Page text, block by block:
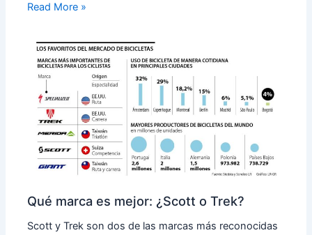
Read More »
Qué marca es mejor: ¿Scott o Trek?
Scott y Trek son dos de las marcas más reconocidas